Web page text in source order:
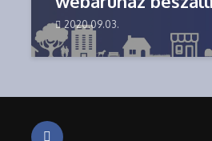
2020.09.03.